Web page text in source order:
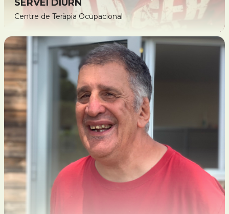
SERVEI DIÜRN
Centre de Teràpia Ocupacional